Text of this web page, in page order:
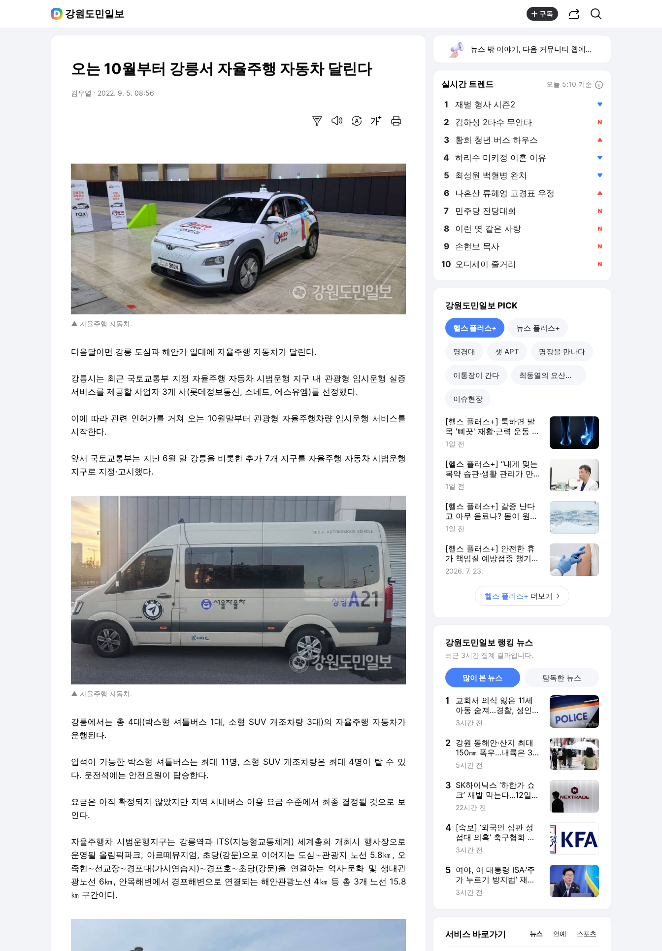
강원도민일보 구독
오는 10월부터 강릉서 자율주행 자동차 달린다
김우열 2022. 9. 5. 08:56
▲ 자율주행 자동차.
다음달이면 강릉 도심과 해안가 일대에 자율주행 자동차가 달린다.
강릉시는 최근 국토교통부 지정 자율주행 자동차 시범운행 지구 내 관광형 임시운행 실증
서비스를 제공할 사업자 3개 사(롯데정보통신, 소네트, 에스유엠)를 선정했다.
이에 따라 관련 인허가를 거쳐 오는 10월말부터 관광형 자율주행차량 임시운행 서비스를
시작한다.
앞서 국토교통부는 지난 6월 말 강릉을 비롯한 추가 7개 지구를 자율주행 자동차 시범운행
지구로 지정·고시했다.
▲ 자율주행 자동차.
강릉에서는 총 4대(박스형 셔틀버스 1대, 소형 SUV 개조차량 3대)의 자율주행 자동차가
운행된다.
입석이 가능한 박스형 셔틀버스는 최대 11명, 소형 SUV 개조차량은 최대 4명이 탈 수 있
다. 운전석에는 안전요원이 탑승한다.
요금은 아직 확정되지 않았지만 지역 시내버스 이용 요금 수준에서 최종 결정될 것으로 보
인다.
자율주행차 시범운행지구는 강릉역과 ITS(지능형교통체계) 세계총회 개최시 행사장으로
운영될 올림픽파크, 아르떼뮤지엄, 초당(강문)으로 이어지는 도심∼관광지 노선 5.8㎞, 오
죽헌∼선교장∼경포대(가시연습지)∼경포호∼초당(강문)을 연결하는 역사·문화 및 생태관
광노선 6㎞, 안목해변에서 경포해변으로 연결되는 해안관광노선 4㎞ 등 총 3개 노선 15.8
㎞ 구간이다.
뉴스 밖 이야기, 다음 커뮤니티 웹에서 보기
실시간 트렌드 오늘 5:10 기준
1 재벌 형사 시즌2
2 김하성 2타수 무안타
3 황희 청년 버스 하우스
4 하리수 미키정 이혼 이유
5 최성원 백혈병 완치
6 나혼산 류혜영 고경표 우정
7 민주당 전당대회
8 이런 엿 같은 사랑
9 손현보 목사
10 오디세이 줄거리
강원도민일보 PICK
헬스 플러스+ 뉴스 플러스+
명경대 챗 APT 명장을 만나다
이통장이 간다 최동열의 요산요설
이슈현장
[헬스 플러스+] 툭하면 발
목 '삐끗' 재활·근력 운동 꼭
하세요
1일 전
[헬스 플러스+] “내게 맞는
복약 습관·생활 관리가 만
성질환 대응 첫걸음”
1일 전
[헬스 플러스+] 갈증 난다
고 아무 음료나? 몸이 원하
는 건 ‘물’
1일 전
[헬스 플러스+] 안전한 휴
가 책임질 예방접종 챙기세
요
2026. 7. 23.
헬스 플러스+ 더보기
강원도민일보 랭킹 뉴스
최근 3시간 집계 결과입니다.
많이 본 뉴스 탐독한 뉴스
1
교회서 의식 잃은 11세
아동 숨져…경찰, 성인 3
명 아동학대치사 혐의
3시간 전
2 강원 동해안·산지 최대
150㎜ 폭우…내륙은 35
도 찜통더위
5시간 전
3 SK하이닉스 ‘하한가 쇼
크’ 재발 막는다…12일부
터 상·하한가 주문 한시
22시간 전
4 [속보] ‘외국인 심판 성
접대 의혹’ 축구협회 공
식 사과…“철저한 쇄신
3시간 전
5 여야, 이 대통령 ISA·‘주
가 누르기 방지법’ 재검
토 지시에 엇갈린 반응
3시간 전
서비스 바로가기 뉴스 연예 스포츠